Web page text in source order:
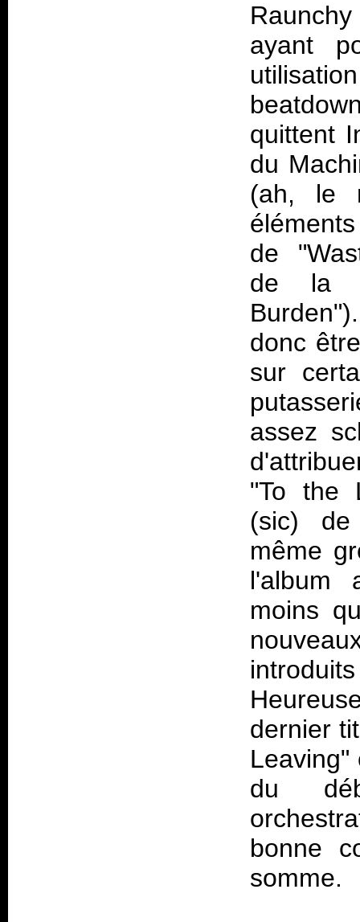
ayant
quittent
du
(ah, le
de
de la
donc
sur
assez
"To the
(sic) de
même
l'album
moins
dernier
Leaving"
du
bonne
somme.